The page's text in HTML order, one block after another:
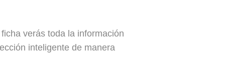
verás toda la información
inteligente de manera